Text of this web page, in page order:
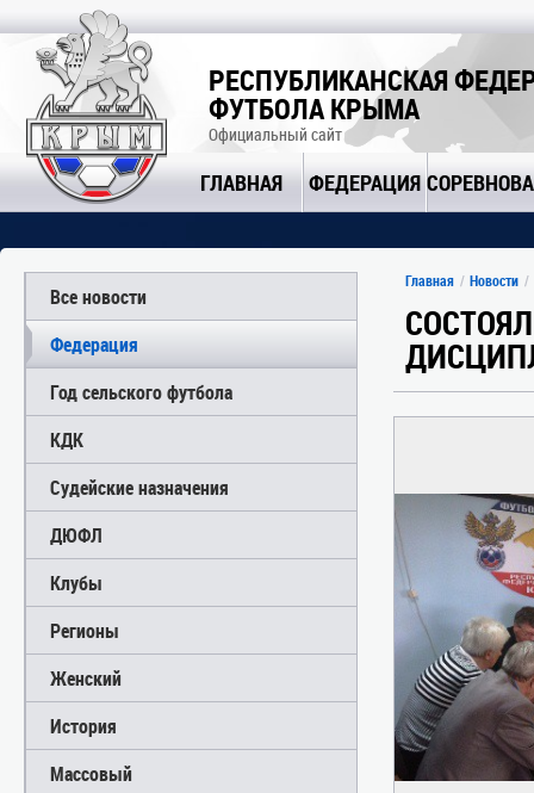
РЕСПУБЛИКАНСКАЯ
ФУТБОЛА КРЫМА
Официальный сайт
ГЛАВНАЯ ФЕДЕРАЦИЯ
Все новости
Федерация
Год сельского футбола
КДК
Судейские назначения
ДЮФЛ
Клубы
Регионы
Женский
История
Массовый
Главная Новости